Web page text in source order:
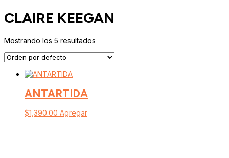
CLAIRE KEEGAN
Mostrando los 5 resultados
ANTARTIDA
$1,390.00 Agregar